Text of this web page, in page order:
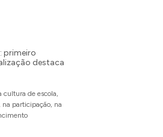
primeiro
destaca
cultura de escola,
na participação, na